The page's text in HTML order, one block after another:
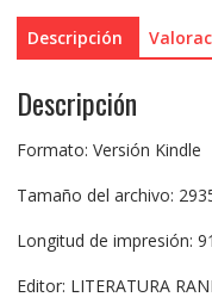
Descripción
Descripción
Formato: Versión Kindle
Tamaño del archivo:
Longitud de impresión:
Editor: LITERATURA